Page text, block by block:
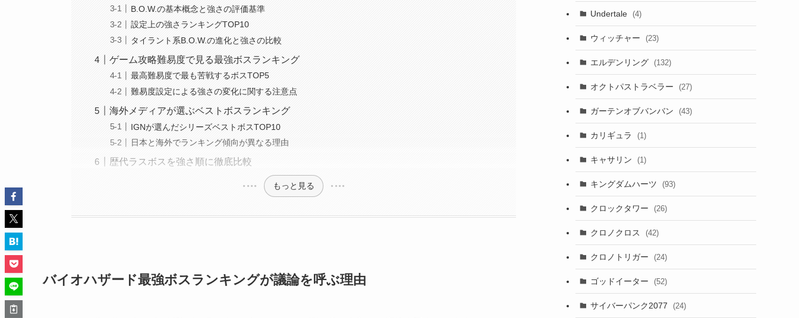
B.O.W.の基本概念と強さの評価基準
設定上の強さランキングTOP10
タイラント系B.O.W.の進化と強さの比較
ゲーム攻略難易度で見る最強ボスランキング
最高難易度で最も苦戦するボスTOP5
難易度設定による強さの変化に関する注意点
海外メディアが選ぶベストボスランキング
IGNが選んだシリーズベストボスTOP10
日本と海外でランキング傾向が異なる理由
歴代ラスボスを強さ順に徹底比較
もっと見る
バイオハザード最強ボスランキングが議論を呼ぶ理由
Undertale (4)
ウィッチャー (23)
エルデンリング (132)
オクトパストラベラー (27)
ガーテンオブバンバン (43)
カリギュラ (1)
キャサリン (1)
キングダムハーツ (93)
クロックタワー (26)
クロノクロス (42)
クロノトリガー (24)
ゴッドイーター (52)
サイバーパンク2077 (24)